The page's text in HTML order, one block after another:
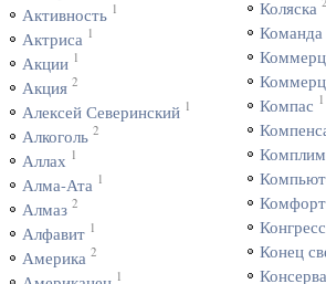
Активность 1
Актриса 1
Акции 1
Акция 2
Алексей Северинский 1
Алкоголь 2
Аллах 1
Алма-Ата 1
Алмаз 2
Алфавит 1
Америка 2
1
Коляска
Команда
Компас 1
Комфорт
Конгресс
Конец